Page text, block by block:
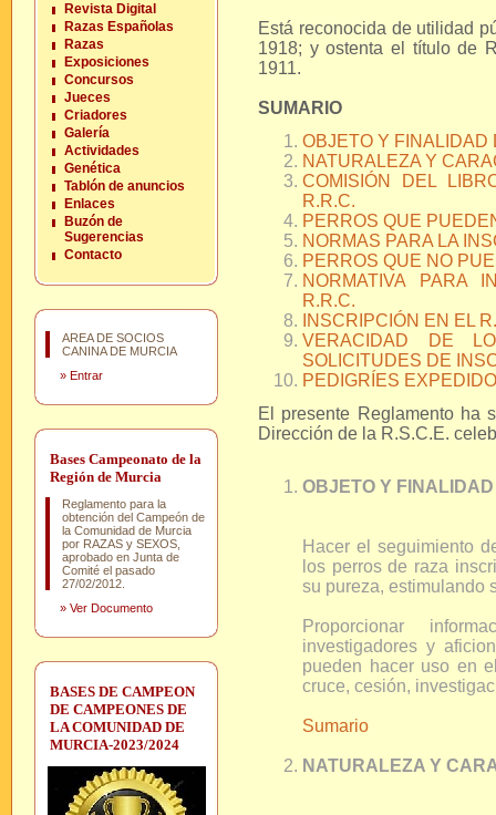
Revista Digital
Razas Españolas
Razas
Exposiciones
Concursos
Jueces
Criadores
Galería
Actividades
Genética
Tablón de anuncios
Enlaces
Buzón de
Sugerencias
Contacto
AREA DE SOCIOS
CANINA DE MURCIA
» Entrar
Bases Campeonato de la
Región de Murcia
Reglamento para la
obtención del Campeón de
la Comunidad de Murcia
por RAZAS y SEXOS,
aprobado en Junta de
Comité el pasado
27/02/2012.
» Ver Documento
BASES DE CAMPEON
DE CAMPEONES DE
LA COMUNIDAD DE
MURCIA-2023/2024
Está reconocida de utilidad
1918; y ostenta el título de
1911.
SUMARIO
OBJETO Y FINALIDAD
NATURALEZA Y
COMISIÓN DEL
R.R.C.
PERROS QUE
NORMAS PARA LA
PERROS QUE NO
NORMATIVA PARA
R.R.C.
INSCRIPCIÓN EN EL
VERACIDAD DE
SOLICITUDES DE
PEDIGRÍES
El presente Reglamento ha
Dirección de la R.S.C.E.
OBJETO Y
Hacer el seguimiento
los perros de raza
su pureza, estimulando
Proporcionar
investigadores y
pueden hacer uso en
cruce, cesión,
Sumario
NATURALEZA Y